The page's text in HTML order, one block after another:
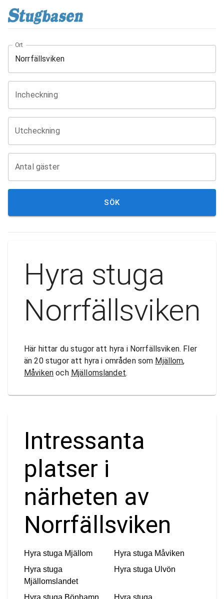
Ort
Incheckning
Utcheckning
Antal gäster
SÖK
Hyra stuga
Norrfällsviken
Här hittar du stugor att hyra i Norrfällsviken. Fler
än 20 stugor att hyra i områden som Mjällom,
Måviken och Mjällomslandet.
Intressanta
platser i
närheten av
Norrfällsviken
Hyra stuga Mjällom Hyra stuga Måviken
Hyra stuga
Mjällomslandet
Hyra stuga Ulvön
Hyra stuga Bönhamn
Hyra stuga